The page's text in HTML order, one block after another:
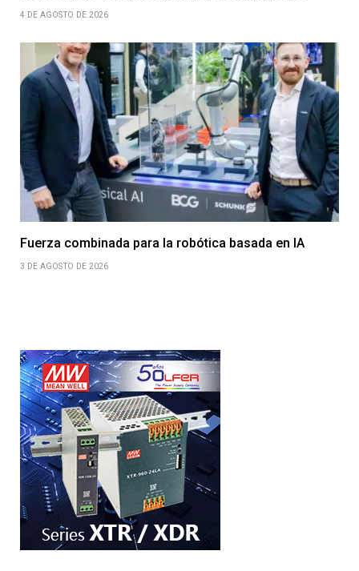
4 DE AGOSTO DE 2026
Fuerza combinada para la robótica basada en IA
3 DE AGOSTO DE 2026